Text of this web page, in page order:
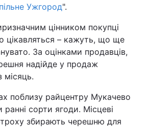
Світ
Наука
Лайт
Туризм
Погода
Ужгород".
цінником покупці
цікавляться – кажуть, що ще
За оцінками продавців,
надійде у продаж
місяць.
поблизу райцентру Мукачево
ранні сорти ягоди. Місцеві
збирають черешню для